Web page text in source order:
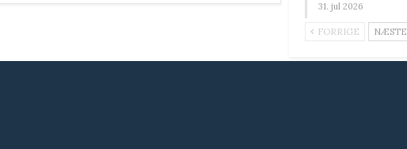
31. jul 2026
FORRIGE NÆSTE